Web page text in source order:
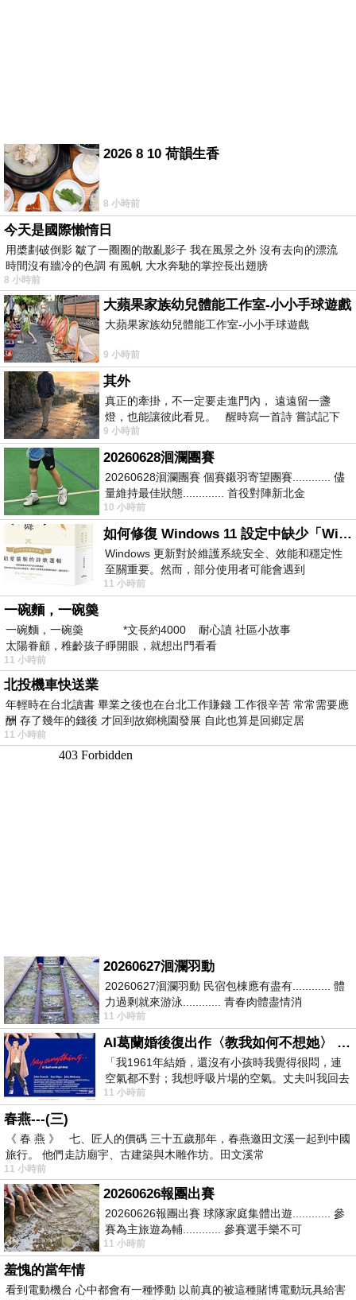
2026 8 10 荷韻生香
8 小時前
今天是國際懶惰日
用槳劃破倒影 皺了一圈圈的散亂影子 我在風景之外 沒有去向的漂流
時間沒有牆冷的色調 有風帆 大水奔馳的掌控長出翅膀
8 小時前
大蘋果家族幼兒體能工作室-小小手球遊戲
大蘋果家族幼兒體能工作室-小小手球遊戲
9 小時前
其外
真正的牽掛，不一定要走進門內， 遠遠留一盞
燈，也能讓彼此看見。 醒時寫一首詩 嘗試記下
寂寞 卻只能記下它的附屬物 原
9 小時前
20260628洄瀾團賽
20260628洄瀾團賽 個賽鎩羽寄望團賽............ 儘
量維持最佳狀態............. 首役對陣新北金
龍............. 跨境群
10 小時前
如何修復 Windows 11 設定中缺少「Windows 更新」？
Windows 更新對於維護系統安全、效能和穩定性
至關重要。然而，部分使用者可能會遇到
Windows 11 設定應用程式中缺少「Windows 更
新」
11 小時前
一碗麵，一碗羮
一碗麵，一碗羮 *文長約4000 耐心讀 社區小故事
太陽眷顧，稚齡孩子睜開眼，就想出門看看
11 小時前
北投機車快送業
年輕時在台北讀書 畢業之後也在台北工作賺錢 工作很辛苦 常常需要應
酬 存了幾年的錢後 才回到故鄉桃園發展 自此也算是回鄉定居
11 小時前
20260627洄瀾羽動
20260627洄瀾羽動 民宿包棟應有盡有............ 體
力過剩就來游泳............ 青春肉體盡情消
磨............ 晚餐不必
11 小時前
AI葛蘭婚後復出作〈教我如何不想她〉 #戀上老電影 #葛蘭 #粟子
「我1961年結婚，還沒有小孩時我覺得很悶，連
空氣都不對；我想呼吸片場的空氣。丈夫叫我回去
試試看……拍了〈教我如何不想她〉（1963
11 小時前
春燕---(三)
《 春 燕 》 七、匠人的價碼 三十五歲那年，春燕邀田文溪一起到中國
旅行。 他們走訪廟宇、古建築與木雕作坊。田文溪常
11 小時前
20260626報團出賽
20260626報團出賽 球隊家庭集體出遊............ 參
賽為主旅遊為輔............ 參賽選手樂不可
支............ 賽前旅遊
11 小時前
羞愧的當年情
看到電動機台 心中都會有一種悸動 以前真的被這種賭博電動玩具給害